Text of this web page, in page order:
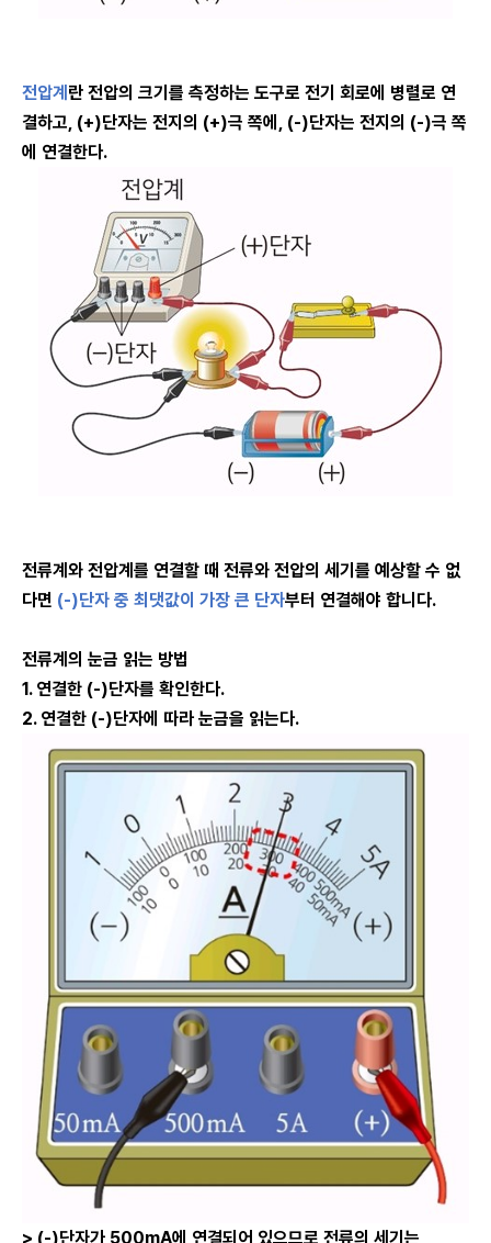
전압계 란 전압의 크기를 측정하는 도구로 전기 회로에 병렬로 연
결하고, (+)단자는 전지의 (+)극 쪽에, (-)단자는 전지의 (-)극 쪽
에 연결한다.
전류계와 전압계를 연결할 때 전류와 전압의 세기를 예상할 수 없
다면 (-)단자 중 최댓값이 가장 큰 단자부터 연결해야 합니다.
전류계의 눈금 읽는 방법
1. 연결한 (-)단자를 확인한다.
2. 연결한 (-)단자에 따라 눈금을 읽는다.
> (-)단자가 500mA에 연결되어 있으므로 전류의 세기는